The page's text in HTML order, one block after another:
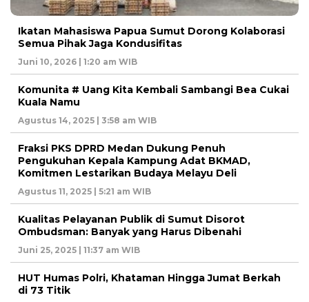
Ikatan Mahasiswa Papua Sumut Dorong Kolaborasi
Semua Pihak Jaga Kondusifitas
Juni 10, 2026 | 1:20 am WIB
Komunita # Uang Kita Kembali Sambangi Bea Cukai
Kuala Namu
Agustus 14, 2025 | 3:58 am WIB
Fraksi PKS DPRD Medan Dukung Penuh
Pengukuhan Kepala Kampung Adat BKMAD,
Komitmen Lestarikan Budaya Melayu Deli
Agustus 11, 2025 | 5:21 am WIB
Kualitas Pelayanan Publik di Sumut Disorot
Ombudsman: Banyak yang Harus Dibenahi
Juni 25, 2025 | 11:37 am WIB
HUT Humas Polri, Khataman Hingga Jumat Berkah
di 73 Titik